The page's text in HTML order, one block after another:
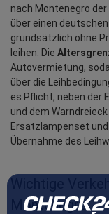
nach Montenegro
über einen
grundsätzlich ohne
leihen. Die
Autovermietung,
über die
es Pflicht, neben der
und dem
Ersatzlampenset
Übernahme des
Wichtige
Montenegro